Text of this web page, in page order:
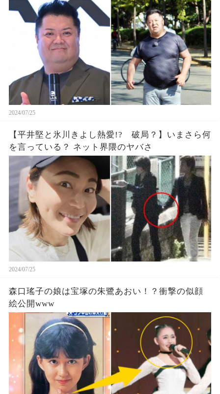
2024/07/25
【平井堅と氷川きよし熱愛!? 破局？】いまさら何
を言っている？ ネット界隈のヤバさ
2024/07/25
森口瑤子の娘は宝塚の朱鷺あおい！？衝撃の似顔
絵公開www